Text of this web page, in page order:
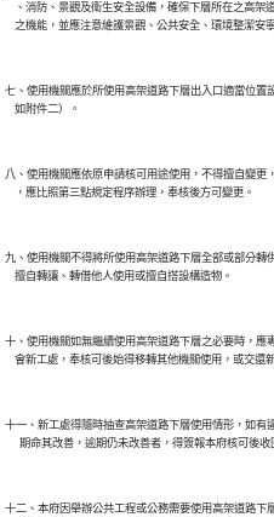
、消防、景觀及衛生安全設備，確保下層所在之高架
七、使用機關應於所使用高架道路下層出入口適當位置
八、使用機關應依原申請核可用途使用，不得擅自變更
九、使用機關不得將所使用高架道路下層全部或部分轉
十、使用機關如無繼續使用高架道路下層之必要時，應
十一、新工處得隨時抽查高架道路下層使用情形，如有
十二、本府因舉辦公共工程或公務需要使用高架道路下